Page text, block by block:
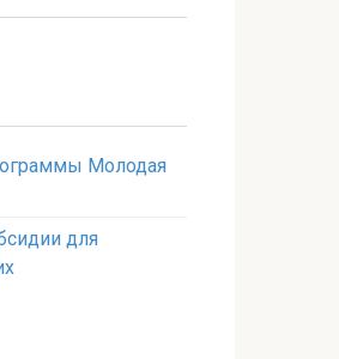
Молодая
для